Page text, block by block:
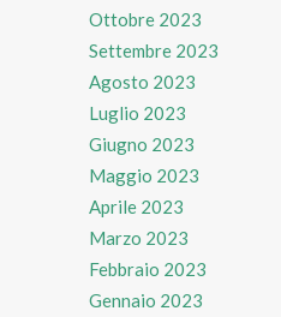
Ottobre 2023
Settembre 2023
Agosto 2023
Luglio 2023
Giugno 2023
Maggio 2023
Aprile 2023
Marzo 2023
Febbraio 2023
Gennaio 2023